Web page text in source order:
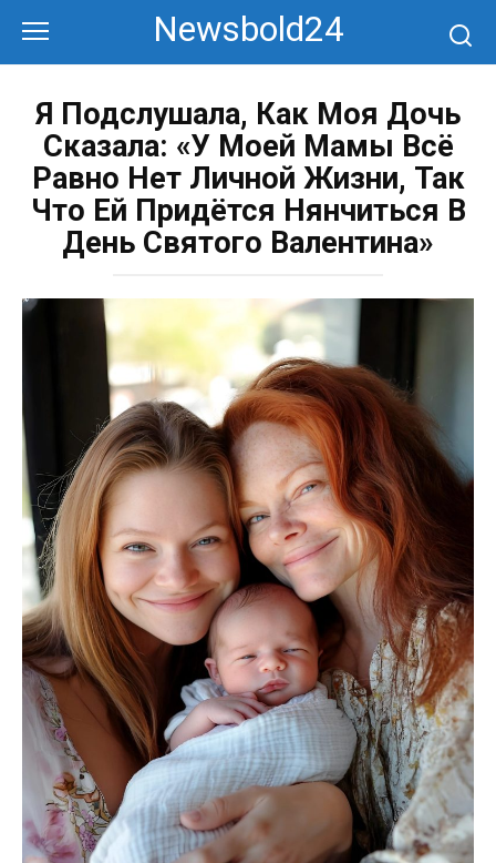
контенту
Newsbold24
Я Подслушала, Как Моя Дочь
Сказала: «У Моей Мамы Всё
Равно Нет Личной Жизни, Так
Что Ей Придётся Нянчиться В
День Святого Валентина»